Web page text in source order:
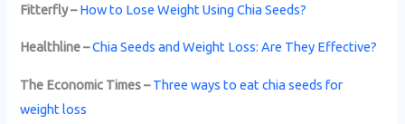
Fitterfly – How to Lose Weight Using Chia Seeds?
Healthline –Chia Seeds and Weight Loss: Are They Effective?
The Economic Times – Three ways to eat chia seeds for
weight loss